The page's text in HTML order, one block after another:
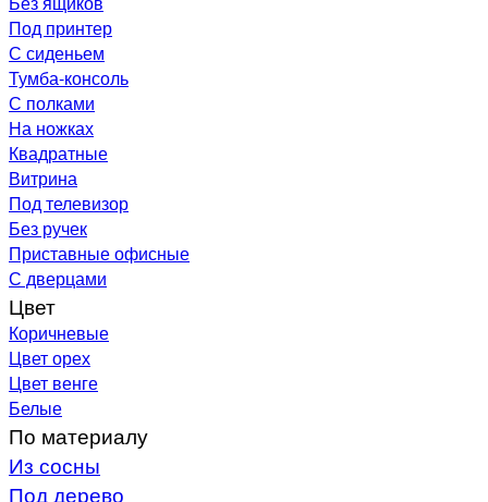
Под принтер
С сиденьем
Тумба-консоль
С полками
На ножках
Квадратные
Витрина
Под телевизор
Без ручек
Приставные офисные
С дверцами
Цвет
Коричневые
Цвет орех
Цвет венге
Белые
По материалу
Из сосны
Под дерево